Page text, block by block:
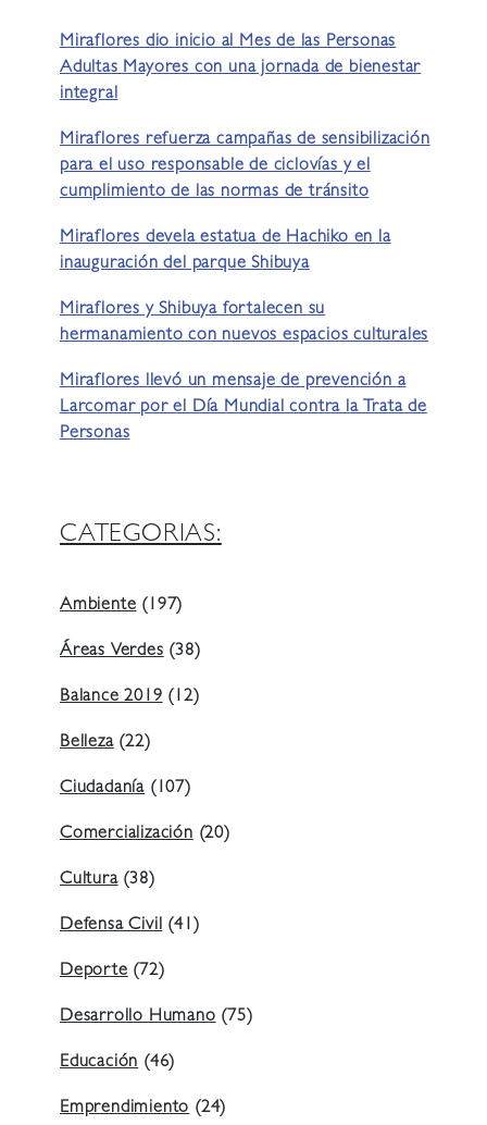
Miraflores dio inicio al Mes de las Personas
Adultas Mayores con una jornada de bienestar
integral
Miraflores refuerza campañas de sensibilización
para el uso responsable de ciclovías y el
cumplimiento de las normas de tránsito
Miraflores devela estatua de Hachiko en la
inauguración del parque Shibuya
Miraflores y Shibuya fortalecen su
hermanamiento con nuevos espacios culturales
Miraflores llevó un mensaje de prevención a
Larcomar por el Día Mundial contra la Trata de
Personas
CATEGORIAS:
Ambiente (197)
Áreas Verdes (38)
Balance 2019 (12)
Belleza(22)
Ciudadanía (107)
Comercialización (20)
Cultura(38)
Defensa Civil (41)
Deporte (72)
Desarrollo Humano (75)
Educación (46)
Emprendimiento (24)